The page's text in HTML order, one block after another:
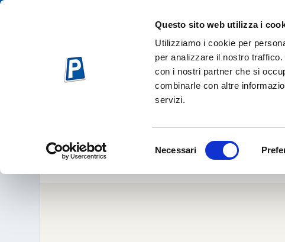
Questo sito web utilizza i
Utilizziamo i cookie per
per analizzare il nostro
con i nostri partner che si
combinarle con altre
servizi.
Necessari
Set 5, 2011